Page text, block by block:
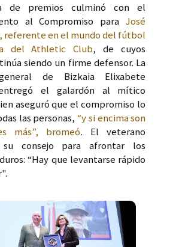
de premios culminó con el
al Compromiso paraJosé
referente en el mundo del fútbol
del Athletic Club, de cuyos
siendo un firme defensor. La
de Bizkaia Elixabete
el galardón al mítico
aseguró que el compromiso lo
las personas,“y si encima son
más”, bromeó. El veterano
su consejo para afrontar los
“Hay que levantarse rápido